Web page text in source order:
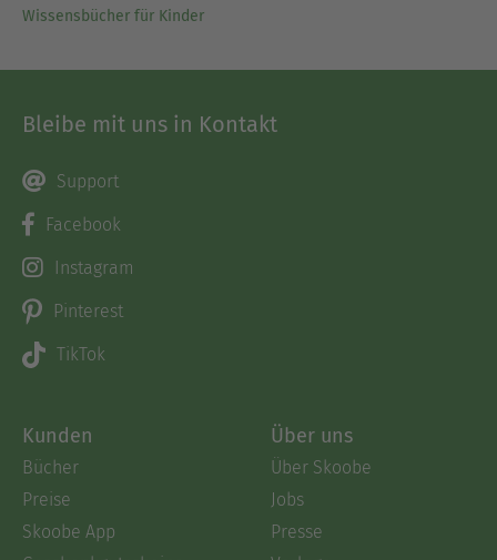
Wissensbücher für Kinder
Bleibe mit uns in Kontakt
Support
Facebook
Instagram
Pinterest
TikTok
Kunden
Bücher
Preise
Skoobe App
Über uns
Über Skoobe
Jobs
Presse